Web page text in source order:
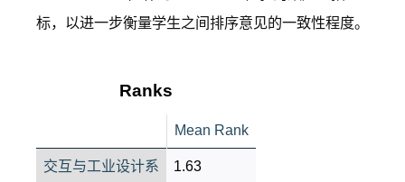
标，以进一步衡量学生之间排序意见的一致性程度。
Ranks
Mean Rank
交互与工业设计系 1.63